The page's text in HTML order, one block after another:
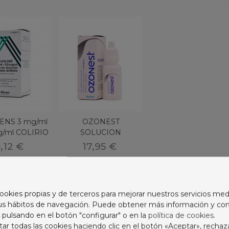
3 mg/ml
ml COLIRIO
€
OZONEST
SOLUCION
OFTALMICA 8 ML
17,95 €
1-2 de 2 artículo(s)
Andrés Gutiérrez del Olmo Miguel, Colegiado nº 2588,
propias y de terceros para mejorar nuestros servicios
hábitos de navegación. Puede obtener más información y
en el botón "configurar" o en la política de cookies.
todas las cookies haciendo clic en el botón «Aceptar»,